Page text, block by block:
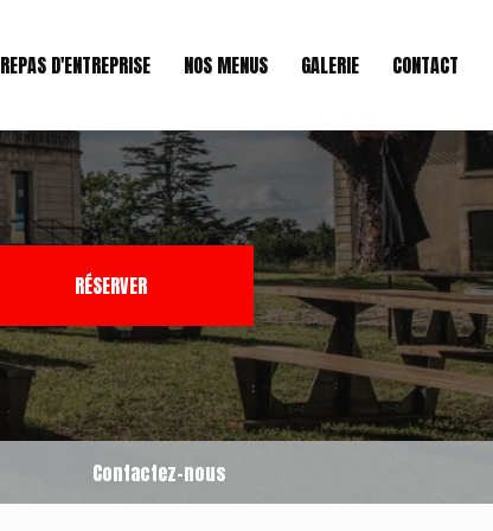
REPAS D'ENTREPRISE NOS MENUS GALERIE CONTACT
RÉSERVER
Contactez-nous